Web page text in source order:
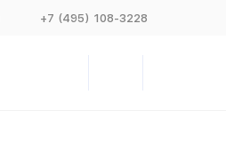
+7 (495) 108-3228